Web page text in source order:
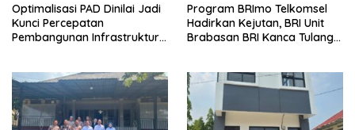
Optimalisasi PAD Dinilai Jadi
Kunci Percepatan
Pembangunan Infrastruktur
Program BRImo Telkomsel
Hadirkan Kejutan, BRI Unit
Brabasan BRI Kanca Tulang
Mesuji